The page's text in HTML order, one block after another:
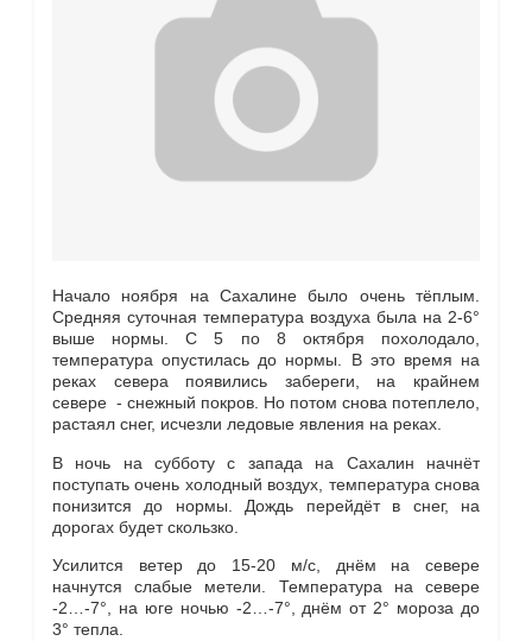
Начало ноября на Сахалине было очень тёплым.
Средняя суточная температура воздуха была на 2-6°
выше нормы. С 5 по 8 октября похолодало,
температура опустилась до нормы. В это время на
реках севера появились забереги, на крайнем
севере - снежный покров. Но потом снова потеплело,
растаял снег, исчезли ледовые явления на реках.
В ночь на субботу с запада на Сахалин начнёт
поступать очень холодный воздух, температура снова
понизится до нормы. Дождь перейдёт в снег, на
дорогах будет скользко.
Усилится ветер до 15-20 м/с, днём на севере
начнутся слабые метели. Температура на севере
-2…-7°, на юге ночью -2…-7°, днём от 2° мороза до
3° тепла.